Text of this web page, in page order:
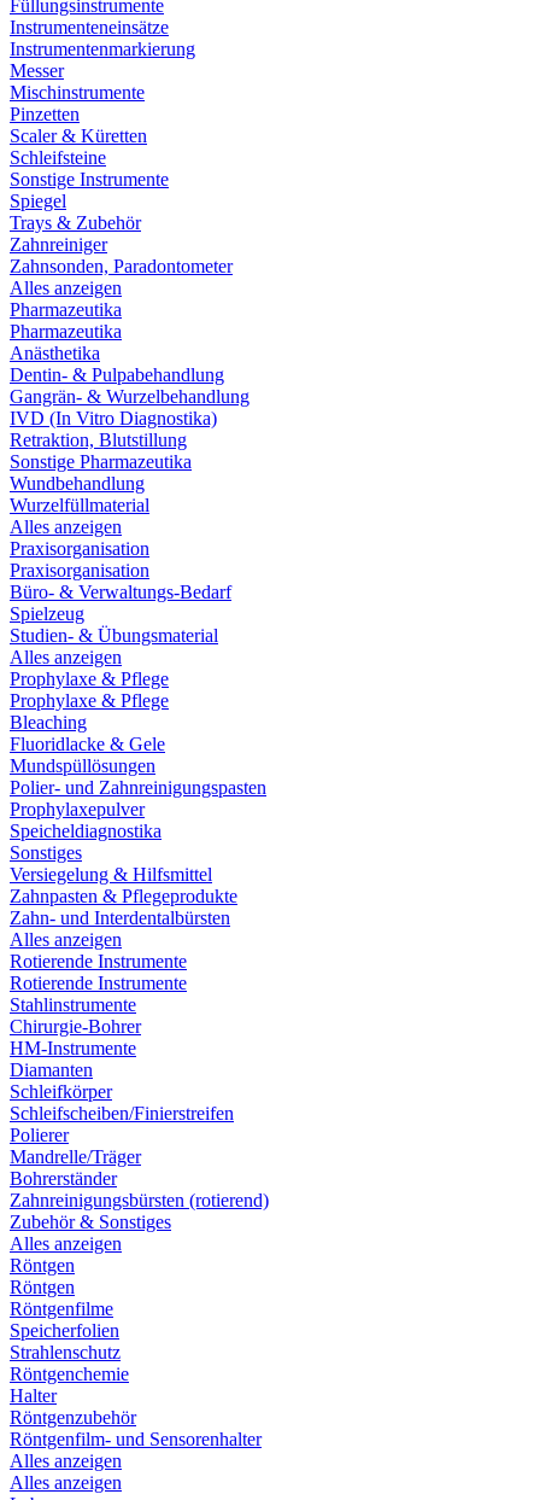
Füllungsinstrumente
Instrumenteneinsätze
Instrumentenmarkierung
Messer
Mischinstrumente
Pinzetten
Scaler & Küretten
Schleifsteine
Sonstige Instrumente
Spiegel
Trays & Zubehör
Zahnreiniger
Zahnsonden, Paradontometer
Alles anzeigen
Pharmazeutika
Pharmazeutika
Anästhetika
Dentin- & Pulpabehandlung
Gangrän- & Wurzelbehandlung
IVD (In Vitro Diagnostika)
Retraktion, Blutstillung
Sonstige Pharmazeutika
Wundbehandlung
Wurzelfüllmaterial
Alles anzeigen
Praxisorganisation
Praxisorganisation
Büro- & Verwaltungs-Bedarf
Spielzeug
Studien- & Übungsmaterial
Alles anzeigen
Prophylaxe & Pflege
Prophylaxe & Pflege
Bleaching
Fluoridlacke & Gele
Mundspüllösungen
Polier- und Zahnreinigungspasten
Prophylaxepulver
Speicheldiagnostika
Sonstiges
Versiegelung & Hilfsmittel
Zahnpasten & Pflegeprodukte
Zahn- und Interdentalbürsten
Alles anzeigen
Rotierende Instrumente
Rotierende Instrumente
Stahlinstrumente
Chirurgie-Bohrer
HM-Instrumente
Diamanten
Schleifkörper
Schleifscheiben/Finierstreifen
Polierer
Mandrelle/Träger
Bohrerständer
Zahnreinigungsbürsten (rotierend)
Zubehör & Sonstiges
Alles anzeigen
Röntgen
Röntgen
Röntgenfilme
Speicherfolien
Strahlenschutz
Röntgenchemie
Halter
Röntgenzubehör
Röntgenfilm- und Sensorenhalter
Alles anzeigen
Alles anzeigen